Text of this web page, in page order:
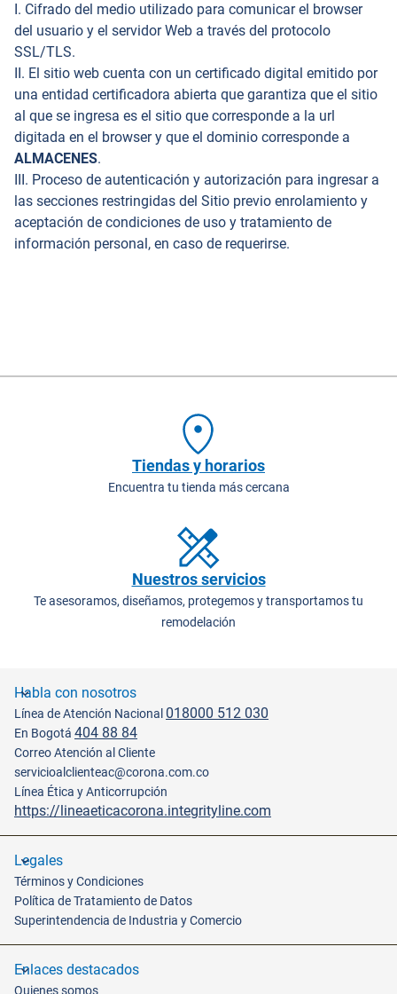
I. Cifrado del medio utilizado para comunicar el browser
del usuario y el servidor Web a través del protocolo
SSL/TLS.
II. El sitio web cuenta con un certificado digital emitido por
una entidad certificadora abierta que garantiza que el sitio
al que se ingresa es el sitio que corresponde a la url
digitada en el browser y que el dominio corresponde a
ALMACENES.
III. Proceso de autenticación y autorización para ingresar a
las secciones restringidas del Sitio previo enrolamiento y
aceptación de condiciones de uso y tratamiento de
información personal, en caso de requerirse.
Tiendas y horarios
Encuentra tu tienda más cercana
Nuestros servicios
Te asesoramos, diseñamos, protegemos y transportamos tu
remodelación
Habla con nosotros
Línea de Atención Nacional 018000 512 030
En Bogotá 404 88 84
Correo Atención al Cliente
servicioalclienteac@corona.com.co
Línea Ética y Anticorrupción
https://lineaeticacorona.integrityline.com
Legales
Términos y Condiciones
Política de Tratamiento de Datos
Superintendencia de Industria y Comercio
Enlaces destacados
Quienes somos